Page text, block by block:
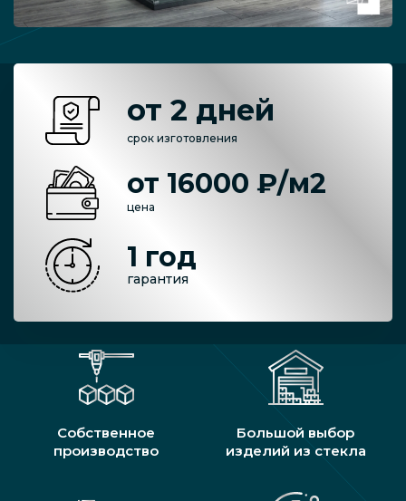
от 2 дней
срок изготовления
от 16000 ₽/м2
цена
1 год
гарантия
Собственное
производство
Большой выбор
изделий из стекла